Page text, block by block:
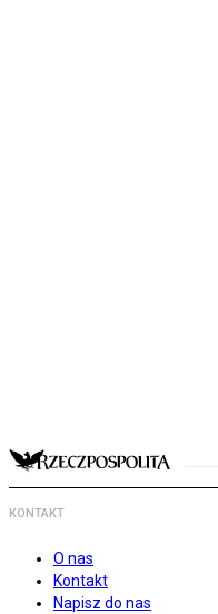
KONTAKT
O nas
Kontakt
Napisz do nas